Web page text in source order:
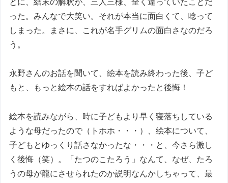
った。みんなで大笑い。それが本当に面白くて、唸って
しまった。まさに、これが名手グリムの面白さなのだろ
う。
永野さんのお話を聞いて、絵本を読み終わった後、子ど
もと、もっと絵本の話をすればよかったと後悔！
絵本を読みながら、時に子どもより早く寝落ちしている
ような母だったので（トホホ・・・）、絵本について、
子どもとゆっくり話さなかったな・・・と、今さら激し
く後悔（笑）。「たつのこたろう」なんて、なぜ、たろ
うの母が龍にさせられたのか説明なんかしちゃって、最